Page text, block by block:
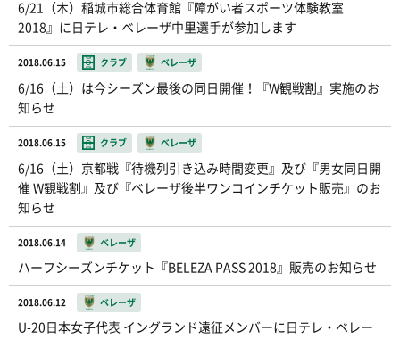
6/21（木）稲城市総合体育館『障がい者スポーツ体験教室
2018』に日テレ・ベレーザ中里選手が参加します
2018.06.15 クラブ ベレーザ
6/16（土）は今シーズン最後の同日開催！『W観戦割』実施のお
知らせ
2018.06.15 クラブ ベレーザ
6/16（土）京都戦『待機列引き込み時間変更』及び『男女同日開
催 W観戦割』及び『ベレーザ後半ワンコインチケット販売』のお
知らせ
2018.06.14 ベレーザ
ハーフシーズンチケット『BELEZA PASS 2018』販売のお知らせ
2018.06.12 ベレーザ
U-20日本女子代表 イングランド遠征メンバーに日テレ・ベレー